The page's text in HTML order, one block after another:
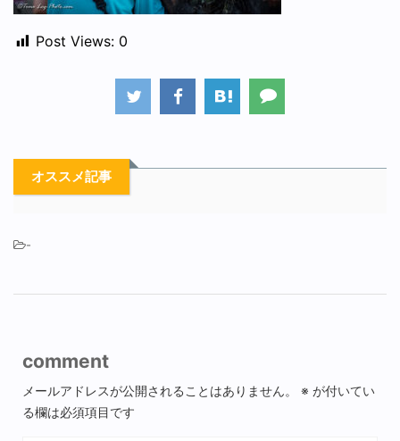
Post Views: 0
オススメ記事
-
comment
メールアドレスが公開されることはありません。 ※ が付いてい
る欄は必須項目です